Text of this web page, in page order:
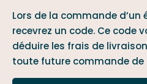
Lors de la commande d’un
recevrez un code. Ce code
déduire les frais de
toute future commande de